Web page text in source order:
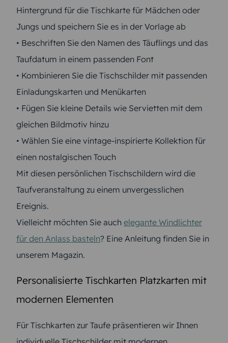
Hintergrund für die Tischkarte für Mädchen oder
Jungs und speichern Sie es in der Vorlage ab
• Beschriften Sie den Namen des Täuflings und das
Taufdatum in einem passenden Font
• Kombinieren Sie die Tischschilder mit passenden
Einladungskarten und Menükarten
• Fügen Sie kleine Details wie Servietten mit dem
gleichen Bildmotiv hinzu
• Wählen Sie eine vintage-inspirierte Kollektion für
einen nostalgischen Touch
Mit diesen persönlichen Tischschildern wird die
Taufveranstaltung zu einem unvergesslichen
Ereignis.
Vielleicht möchten Sie auch elegante Windlichter
für den Anlass basteln? Eine Anleitung finden Sie in
unserem Magazin.
Personalisierte Tischkarten Platzkarten mit
modernen Elementen
Für Tischkarten zur Taufe präsentieren wir Ihnen